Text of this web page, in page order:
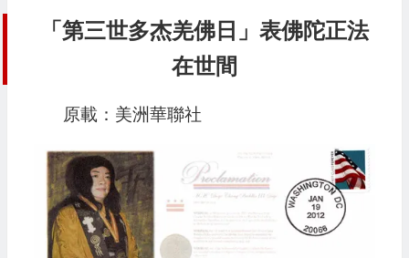
「第三世多杰羌佛日」表佛陀正法
在世間
原載：美洲華聯社